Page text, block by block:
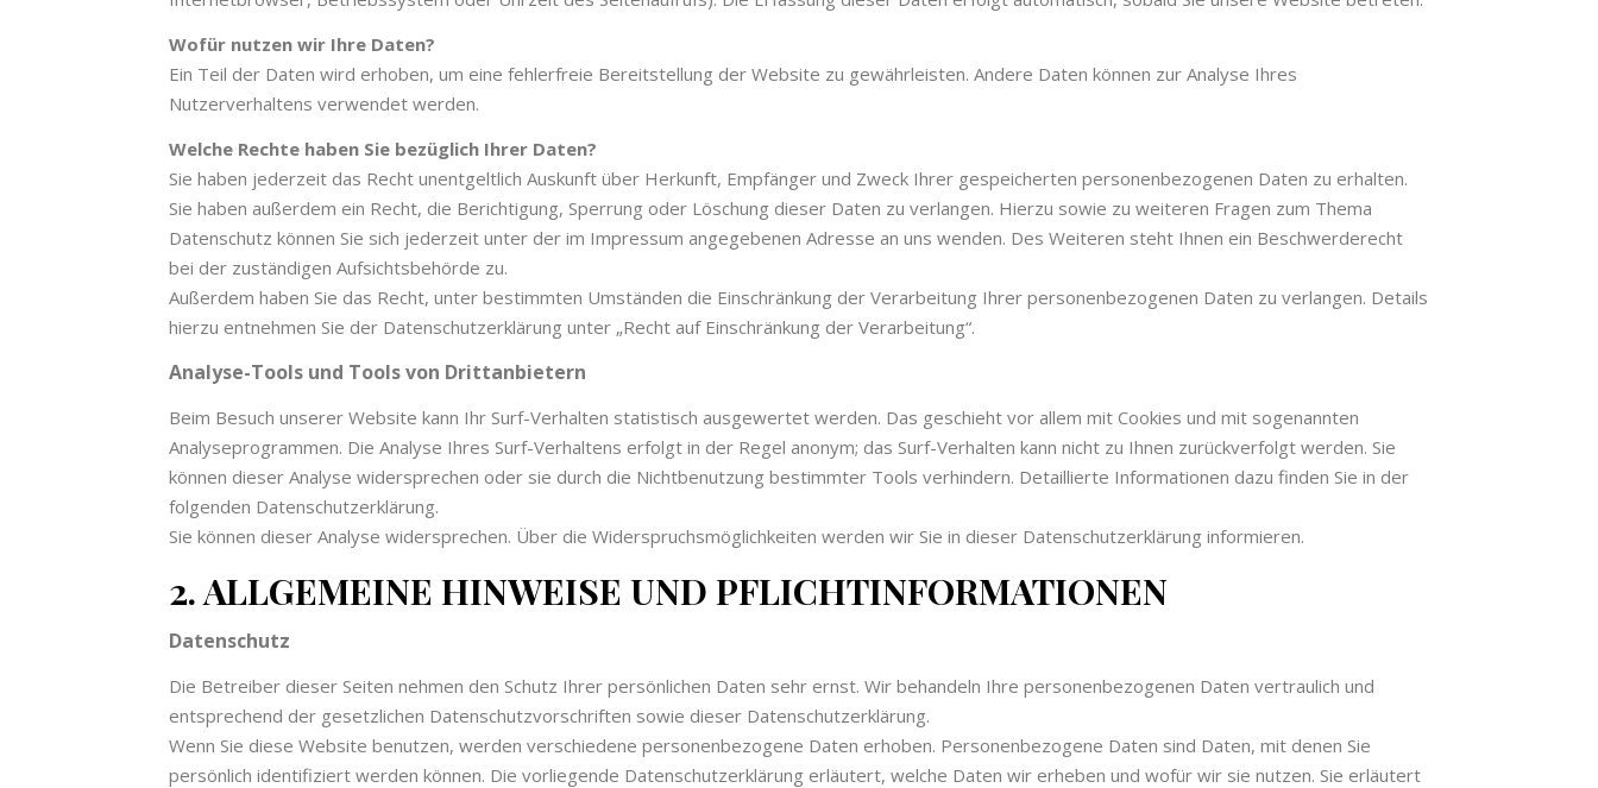
Wofür nutzen wir Ihre Daten?
Ein Teil der Daten wird erhoben, um eine fehlerfreie Bereitstellung der Website zu gewährleisten. Andere Daten können zur Analyse Ihres
Nutzerverhaltens verwendet werden.
Welche Rechte haben Sie bezüglich Ihrer Daten?
Sie haben jederzeit das Recht unentgeltlich Auskunft über Herkunft, Empfänger und Zweck Ihrer gespeicherten personenbezogenen Daten zu erhalten.
Sie haben außerdem ein Recht, die Berichtigung, Sperrung oder Löschung dieser Daten zu verlangen. Hierzu sowie zu weiteren Fragen zum Thema
Datenschutz können Sie sich jederzeit unter der im Impressum angegebenen Adresse an uns wenden. Des Weiteren steht Ihnen ein Beschwerderecht
bei der zuständigen Aufsichtsbehörde zu.
Außerdem haben Sie das Recht, unter bestimmten Umständen die Einschränkung der Verarbeitung Ihrer personenbezogenen Daten zu verlangen. Details
hierzu entnehmen Sie der Datenschutzerklärung unter „Recht auf Einschränkung der Verarbeitung“.
Analyse-Tools und Tools von Drittanbietern
Beim Besuch unserer Website kann Ihr Surf-Verhalten statistisch ausgewertet werden. Das geschieht vor allem mit Cookies und mit sogenannten
Analyseprogrammen. Die Analyse Ihres Surf-Verhaltens erfolgt in der Regel anonym; das Surf-Verhalten kann nicht zu Ihnen zurückverfolgt werden. Sie
können dieser Analyse widersprechen oder sie durch die Nichtbenutzung bestimmter Tools verhindern. Detaillierte Informationen dazu finden Sie in der
folgenden Datenschutzerklärung.
Sie können dieser Analyse widersprechen. Über die Widerspruchsmöglichkeiten werden wir Sie in dieser Datenschutzerklärung informieren.
2. ALLGEMEINE HINWEISE UND PFLICHTINFORMATIONEN
Datenschutz
Die Betreiber dieser Seiten nehmen den Schutz Ihrer persönlichen Daten sehr ernst. Wir behandeln Ihre personenbezogenen Daten vertraulich und
entsprechend der gesetzlichen Datenschutzvorschriften sowie dieser Datenschutzerklärung.
Wenn Sie diese Website benutzen, werden verschiedene personenbezogene Daten erhoben. Personenbezogene Daten sind Daten, mit denen Sie
persönlich identifiziert werden können. Die vorliegende Datenschutzerklärung erläutert, welche Daten wir erheben und wofür wir sie nutzen. Sie erläutert